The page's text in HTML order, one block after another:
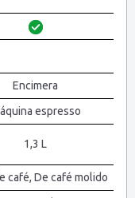
Encimera
espresso
1,3 L
café, De café molido